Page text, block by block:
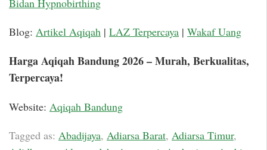
Blog: Artikel Aqiqah | LAZ Terpercaya | Wakaf Uang
Harga Aqiqah Bandung 2026 – Murah, Berkualitas,
Terpercaya!
Website: Aqiqah Bandung
Tagged as: Abadijaya, Adiarsa Barat, Adiarsa Timur,